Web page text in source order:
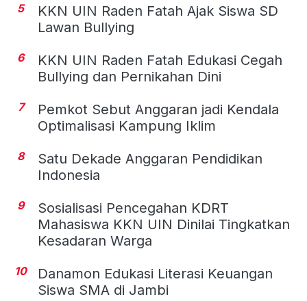
5
KKN UIN Raden Fatah Ajak Siswa SD
Lawan Bullying
6
KKN UIN Raden Fatah Edukasi Cegah
Bullying dan Pernikahan Dini
7
Pemkot Sebut Anggaran jadi Kendala
Optimalisasi Kampung Iklim
8
Satu Dekade Anggaran Pendidikan
Indonesia
9
Sosialisasi Pencegahan KDRT
Mahasiswa KKN UIN Dinilai Tingkatkan
Kesadaran Warga
10
Danamon Edukasi Literasi Keuangan
Siswa SMA di Jambi